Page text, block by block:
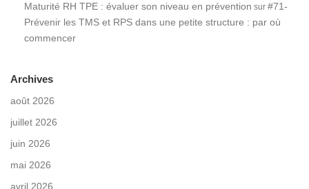
Maturité RH TPE : évaluer son niveau en prévention sur #71-
Prévenir les TMS et RPS dans une petite structure : par où
commencer
Archives
août 2026
juillet 2026
juin 2026
mai 2026
avril 2026